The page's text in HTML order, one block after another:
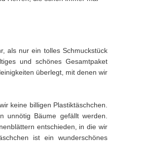
als nur ein tolles Schmuckstück
und schönes Gesamtpaket
überlegt, mit denen wir
keine billigen Plastiktäschchen.
unnötig Bäume gefällt werden.
entschieden, in die wir
ist ein wunderschönes